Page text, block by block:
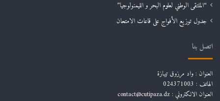
“الملتقى الوطني لعلوم البحر و الليمنولوجيا”
جدول توزيع الأفواج على قاعات الامتحان
اتصل بنا
العنوان : واد مرزوق تيبازة
الهاتف : 024371003
العنوان الالكتروني : contact@cutipaza.dz